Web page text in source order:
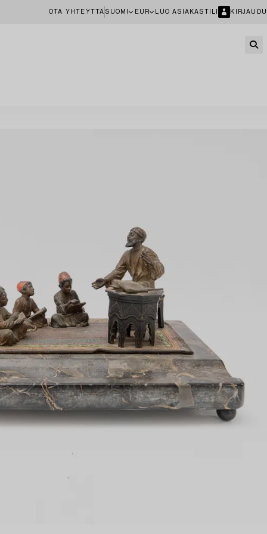
OTA YHTEYTTÄ SUOMI EUR LUO ASIAKASTILI KIRJAUDU